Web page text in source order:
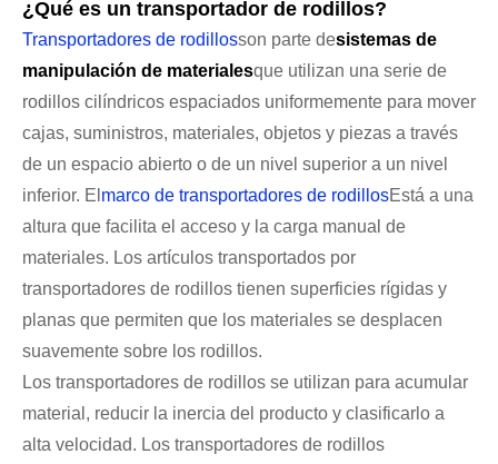
¿Qué es un transportador de rodillos?
Transportadores de rodillosson parte desistemas de
manipulación de materialesque utilizan una serie de
rodillos cilíndricos espaciados uniformemente para mover
cajas, suministros, materiales, objetos y piezas a través
de un espacio abierto o de un nivel superior a un nivel
inferior. El marco de transportadores de rodillosEstá a una
altura que facilita el acceso y la carga manual de
materiales. Los artículos transportados por
transportadores de rodillos tienen superficies rígidas y
planas que permiten que los materiales se desplacen
suavemente sobre los rodillos.
Los transportadores de rodillos se utilizan para acumular
material, reducir la inercia del producto y clasificarlo a
alta velocidad. Los transportadores de rodillos